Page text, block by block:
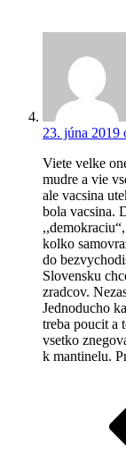
23. júna 2019
Viete velke
mudre a vie
ale vacsina
bola vacsina.
kolko
do
Slovensku
zradcov.
Jednoducho
treba poucit a
vsetko
k mantinelu.